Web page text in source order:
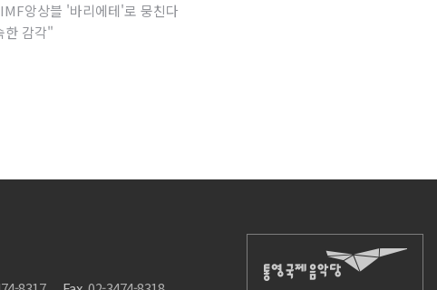
앙상블 '바리에테'로 뭉친다
한 감각"